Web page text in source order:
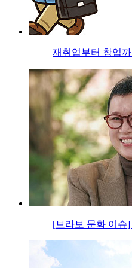
재취업부터 창업
[브라보 문화 이슈